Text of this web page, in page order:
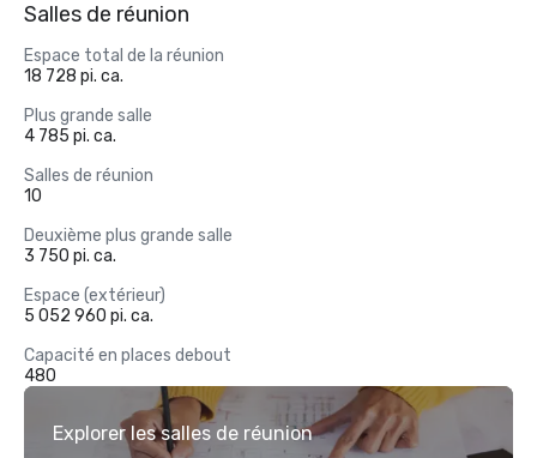
Salles de réunion
Espace total de la réunion
18 728 pi. ca.
Plus grande salle
4 785 pi. ca.
Salles de réunion
10
Deuxième plus grande salle
3 750 pi. ca.
Espace (extérieur)
5 052 960 pi. ca.
Capacité en places debout
480
Explorer les salles de réunion